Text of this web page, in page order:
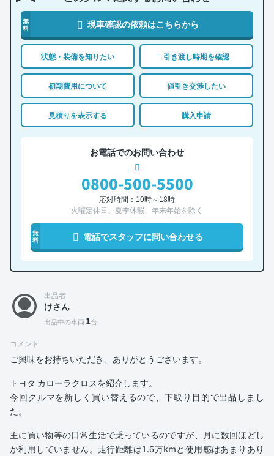
無
料
現車確認の依頼はこちらから
状態・装備を知りたい 引き渡し時期を確認
初期費用について 値引き交渉したい
見積りを表示する 購入申請
お電話でのお問い合わせ
0800-500-5500
応対時間：10時～18時
火曜定休日、夏季休暇、年末年始を除く
無
料
電話でスタッフに問い合わせる
出品者
けさん
出品中の車両 1台
コメント
ご興味をお持ちいただき、ありがとうございます。
トヨタ カローラクロスを紹介します。
今回クルマを新しく買い替えるので、下取り目的で出品しまし
た。
主に買い物等の日常生活で乗っているのですが、月に数回ほどし
か利用していません。走行距離は1.6万kmと使用感はあまりあり